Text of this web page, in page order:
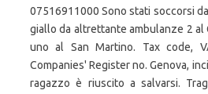
07516911000 Sono stati soccorsi
giallo da altrettante ambulanze 2 al
uno al San Martino. Tax code,
Companies' Register no. Genova,
ragazzo è riuscito a salvarsi.